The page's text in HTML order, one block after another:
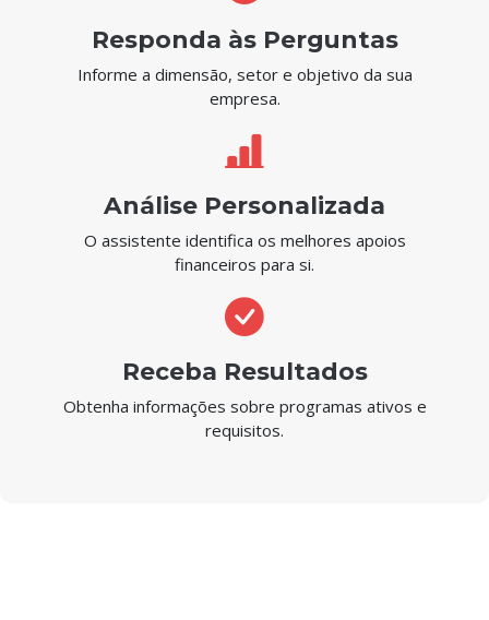
Responda às Perguntas
Informe a dimensão, setor e objetivo da sua
empresa.
Análise Personalizada
O assistente identifica os melhores apoios
financeiros para si.
Receba Resultados
Obtenha informações sobre programas ativos e
requisitos.